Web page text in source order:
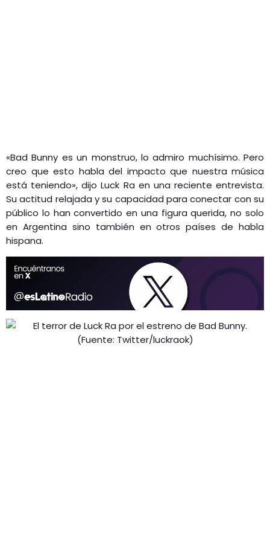
«Bad Bunny es un monstruo, lo admiro muchísimo. Pero
creo que esto habla del impacto que nuestra música
está teniendo», dijo Luck Ra en una reciente entrevista.
Su actitud relajada y su capacidad para conectar con su
público lo han convertido en una figura querida, no solo
en Argentina sino también en otros países de habla
hispana.